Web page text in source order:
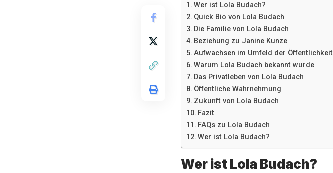
Wer ist Lola Budach?
Quick Bio von Lola Budach
Die Familie von Lola Budach
Beziehung zu Janine Kunze
Aufwachsen im Umfeld der Öffentlichkeit
Warum Lola Budach bekannt wurde
Das Privatleben von Lola Budach
Öffentliche Wahrnehmung
Zukunft von Lola Budach
Fazit
FAQs zu Lola Budach
Wer ist Lola Budach?
Wer ist Lola Budach?